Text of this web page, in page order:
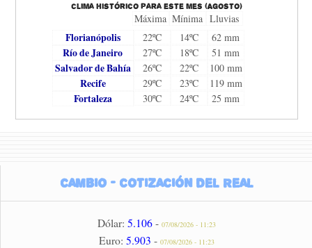
Clima histórico para este mes (Agosto)
Máxima Mínima Lluvias
Florianópolis 22ºC 14ºC 62 mm
Río de Janeiro 27ºC 18ºC 51 mm
Salvador de Bahía 26ºC 22ºC 100 mm
Recife 29ºC 23ºC 119 mm
Fortaleza 30ºC 24ºC 25 mm
Cambio - Cotización del Real
Dólar: 5.106- 07/08/2026 - 11:23
Euro: 5.903 - 07/08/2026 - 11:23